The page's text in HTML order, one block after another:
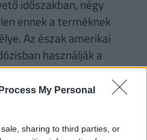
My Personal
sharing to third parties, or
időszakban, négy
ennek a terméknek
Az észak amerikai
használják a
más, kaolin alapú
engedélyezett termékek,
napégés ellen